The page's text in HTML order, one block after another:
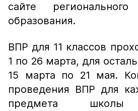
сайте регионального
образования.
ВПР для 11 классов
1 по 26 марта, для
15 марта по 21 мая.
проведения ВПР для
предмета школы